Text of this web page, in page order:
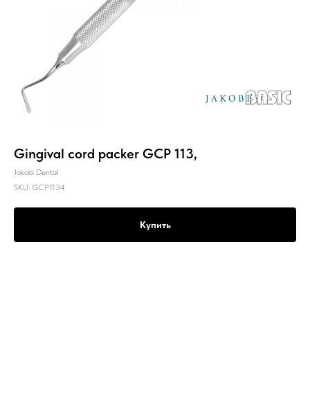
Gingival cord packer GCP 113,
Jakobi Dental
SKU: GCP1134
Купить